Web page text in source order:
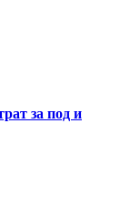
за под и